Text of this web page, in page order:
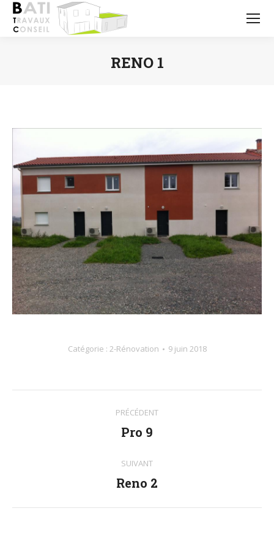
RENO 1
Catégorie : 2-Rénovation 9 juin 2018
NavigationPRÉCÉDENT
Album
:
Pro 9
SUIVANT
Album
Reno 2